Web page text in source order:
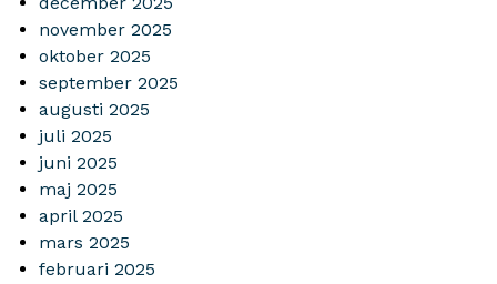
november 2025
oktober 2025
september 2025
augusti 2025
juli 2025
juni 2025
maj 2025
april 2025
mars 2025
februari 2025